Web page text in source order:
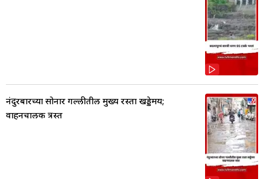
नंदुरबारच्या सोनार गल्लीतील मुख्य रस्ता खड्डेमय;
वाहनचालक त्रस्त